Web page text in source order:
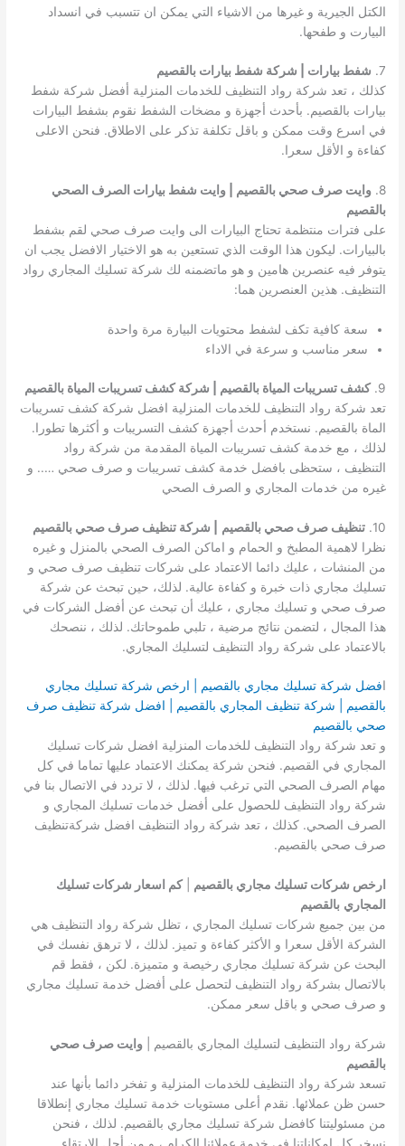
الكتل الجيرية و غيرها من الاشياء التي يمكن ان تتسبب في انسداد
البيارت و طفحها.
7. شفط بيارات | شركة شفط بيارات بالقصيم
كذلك ، تعد شركة رواد التنظيف للخدمات المنزلية أفضل شركة شفط
بيارات بالقصيم. بأحدث أجهزة و مضخات الشفط نقوم بشفط البيارات
في اسرع وقت ممكن و باقل تكلفة تذكر على الاطلاق. فنحن الاعلى
كفاءة و الأقل سعرا.
8. وايت صرف صحي بالقصيم | وايت شفط بيارات الصرف الصحي
بالقصيم
على فترات منتظمة تحتاج البيارات الى وايت صرف صحي لقم بشفط
بالبيارات. ليكون هذا الوقت الذي تستعين به هو الاختيار الافضل يجب ان
يتوفر فيه عنصرين هامين و هو ماتضمنه لك شركة تسليك المجاري رواد
التنظيف. هذين العنصرين هما:
سعة كافية تكف لشفط محتويات البيارة مرة واحدة
سعر مناسب و سرعة في الاداء
9. كشف تسريبات المياة بالقصيم | شركة كشف تسريبات المياة بالقصيم
تعد شركة رواد التنظيف للخدمات المنزلية افضل شركة كشف تسريبات
الماة بالقصيم. نستخدم أحدث أجهزة كشف التسريبات و أكثرها تطورا.
لذلك ، مع خدمة كشف تسريبات المياة المقدمة من شركة رواد
التنظيف ، ستحظى بافضل خدمة كشف تسريبات و صرف صحي ….. و
غيره من خدمات المجاري و الصرف الصحي
10. تنظيف صرف صحي بالقصيم
| شركة تنظيف صرف صحي بالقصيم
نظرا لاهمية المطبخ و الحمام و اماكن الصرف الصحي بالمنزل و غيره
من المنشات ، عليك دائما الاعتماد على شركات تنظيف صرف صحي و
تسليك مجاري ذات خبرة و كفاءة عالية. لذلك، حين تبحث عن شركة
صرف صحي و تسليك مجاري ، عليك أن تبحث عن أفضل الشركات في
هذا المجال ، لتضمن نتائج مرضية ، تلبي طموحاتك. لذلك ، ننصحك
بالاعتماد على شركة رواد التنظيف لتسليك المجاري.
افضل شركة تسليك مجاري بالقصيم | ارخص شركة تسليك مجاري
بالقصيم | شركة تنظيف المجاري بالقصيم | افضل شركة تنظيف صرف
صحي بالقصيم
و تعد شركة رواد التنظيف للخدمات المنزلية افضل شركات تسليك
المجاري في القصيم. فنحن شركة يمكنك الاعتماد عليها تماما في كل
مهام الصرف الصحي التي ترغب فيها. لذلك ، لا تردد في الاتصال بنا في
شركة رواد التنظيف للحصول على أفضل خدمات تسليك المجاري و
الصرف الصحي. كذلك ، تعد شركة رواد التنظيف افضل شركةتنظيف
صرف صحي بالقصيم.
ارخص شركات تسليك مجاري بالقصيم |كم اسعار شركات تسليك
المجاري بالقصيم
من بين جميع شركات تسليك المجاري ، تظل شركة رواد التنظيف هي
الشركة الأقل سعرا و الأكثر كفاءة و تميز. لذلك ، لا ترهق نفسك في
البحث عن شركة تسليك مجاري رخيصة و متميزة. لكن ، فقط قم
بالاتصال بشركة رواد التنظيف لتحصل على أفضل خدمة تسليك مجاري
و صرف صحي و باقل سعر ممكن.
شركة رواد التنظيف لتسليك المجاري بالقصيم |وايت صرف صحي
بالقصيم
تسعد شركة رواد التنظيف للخدمات المنزلية و تفخر دائما بأنها عند
حسن ظن عملائها. نقدم أعلى مستويات خدمة تسليك مجاري إنطلاقا
من مسئوليتنا كافضل شركة تسليك مجاري بالقصيم. لذلك ، فنحن